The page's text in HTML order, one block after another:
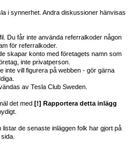
i synnerhet. Andra diskussioner hänvisas
Du får inte använda referralkoder någon
för referralkoder.
skapar konto med företagets namn som
inte privatperson.
inte vill figurera på webben - gör gärna
av Tesla Club Sweden.
det med [!] Rapportera detta inlägg
de senaste inläggen folk har gjort på